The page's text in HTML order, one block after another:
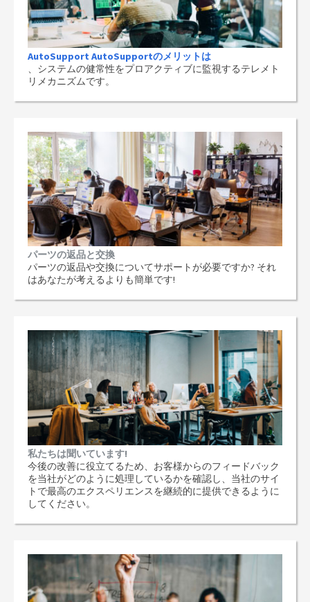
AutoSupport AutoSupportのメリットは
、システムの健常性をプロアクティブに監視するテレメト
リメカニズムです。
パーツの返品と交換
パーツの返品や交換についてサポートが必要ですか? それ
はあなたが考えるよりも簡単です!
私たちは聞いています!
今後の改善に役立てるため、お客様からのフィードバック
を当社がどのように処理しているかを確認し、当社のサイ
トで最高のエクスペリエンスを継続的に提供できるように
してください。